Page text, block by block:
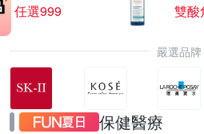
任選999
嚴選品牌
保健醫療